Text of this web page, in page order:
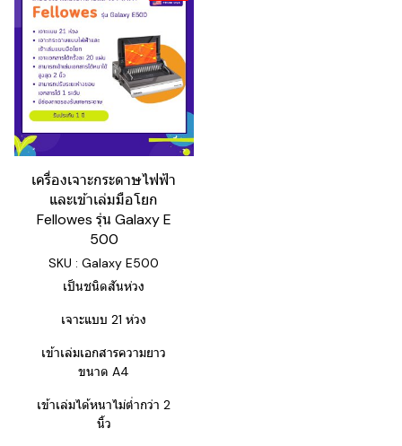
เครื่องเจาะกระดาษไฟฟ้า
และเข้าเล่มมือโยก
Fellowes รุ่น Galaxy E
500
SKU : Galaxy E500
เป็นชนิดสันห่วง
เจาะแบบ 21 ห่วง
เข้าเล่มเอกสารความยาว
ขนาด A4
เข้าเล่มได้หนาไม่ต่ำกว่า 2
นิ้ว